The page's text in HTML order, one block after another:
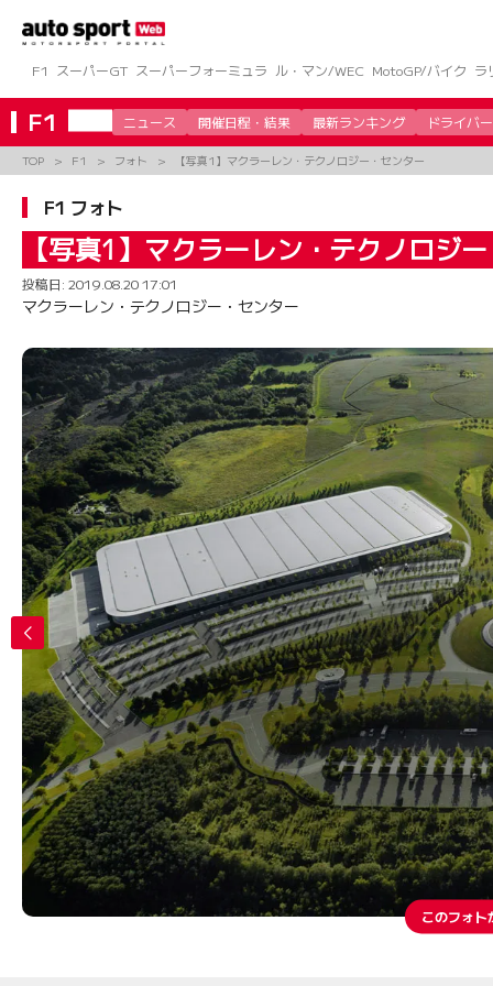
ツ
へ
ス
キ
ッ
F1 スーパーGT スーパーフォーミュラ ル・マン/WEC MotoGP/バイク ラ
F1 ニュース 開催日程・結果 最新ランキング ドライバー
TOP F1 フォト 【写真1】マクラーレン・テクノロジー・センター
F1 フォト
【写真1】マクラーレン・テクノロジ
投稿日: 2019.08.20 17:01
マクラーレン・テクノロジー・センター
このフォト